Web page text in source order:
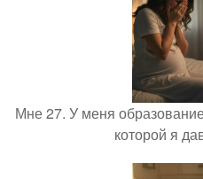
Мне 27. У меня
которой я